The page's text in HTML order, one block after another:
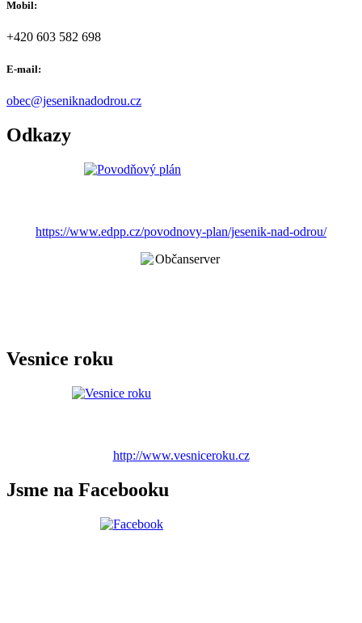
Mobil:
+420 603 582 698
E-mail:
obec@jeseniknadodrou.cz
Odkazy
https://www.edpp.cz/povodnovy-plan/jesenik-nad-odrou/
Vesnice roku
http://www.vesniceroku.cz
Jsme na Facebooku